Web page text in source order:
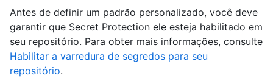
Antes de definir um padrão personalizado, você deve
garantir que Secret Protection ele esteja habilitado em
seu repositório. Para obter mais informações, consulte
Habilitar a varredura de segredos para seu
repositório.